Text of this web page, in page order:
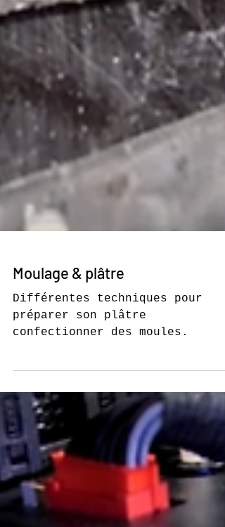
Moulage & plâtre
confectionner des moules.